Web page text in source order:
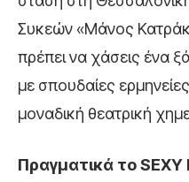
Συκεών «Μάνος
πρέπει να χάσεις ένα
με σπουδαίες
μοναδική θεατρική
Πραγματικά το SEXY